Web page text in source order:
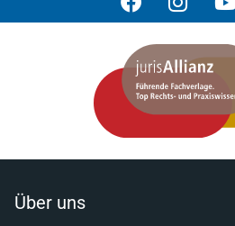
Über uns